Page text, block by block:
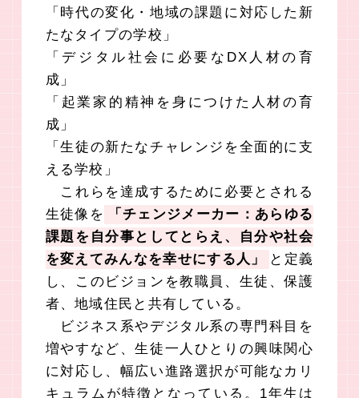
「時代の変化・地域の課題に対応した新
たなタイプの学校」
「デジタル社会に必要なDX人材の育
成」
「起業家的精神を身につけた人材の育
成」
「生徒の新たなチャレンジを全面的に支
える学校」
これらを達成するために必要とされる
生徒像を
「チェンジメーカー：あらゆる
課題を自分事としてとらえ、自分や社会
を変えてみんなを幸せにする人」
と定義
し、このビジョンを教職員、生徒、保護
者、地域住民と共有している。
ビジネス系やデジタル系の専門科目を
増やすなど、生徒一人ひとりの興味関心
に対応し、幅広い進路選択が可能なカリ
キュラムが特徴となっている。1年生は